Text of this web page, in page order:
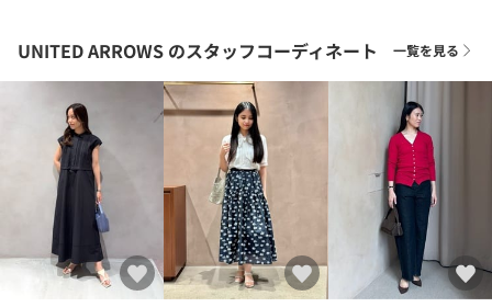
UNITED ARROWS のスタッフコーディネート 一覧を見る